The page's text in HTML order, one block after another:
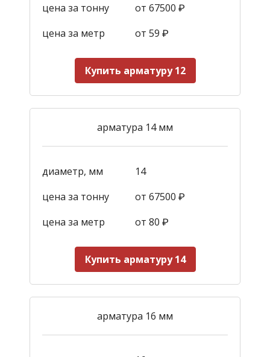
цена за тонну
от 67500 ₽
цена за метр
от 59 ₽
Купить арматуру 12
арматура 14 мм
диаметр, мм
14
цена за тонну
от 67500 ₽
цена за метр
от 80 ₽
Купить арматуру 14
арматура 16 мм